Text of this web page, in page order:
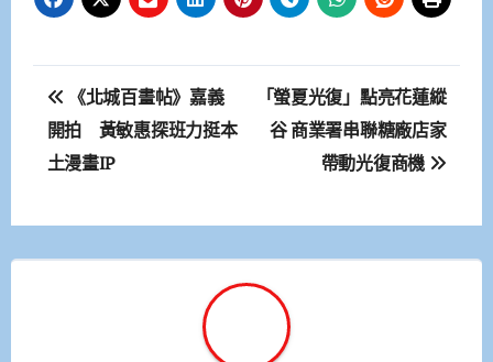
文
章
導
覽
《北城百畫帖》嘉義
開拍 黃敏惠探班力挺本
土漫畫IP
「螢夏光復」點亮花蓮縱
谷 商業署串聯糖廠店家
帶動光復商機